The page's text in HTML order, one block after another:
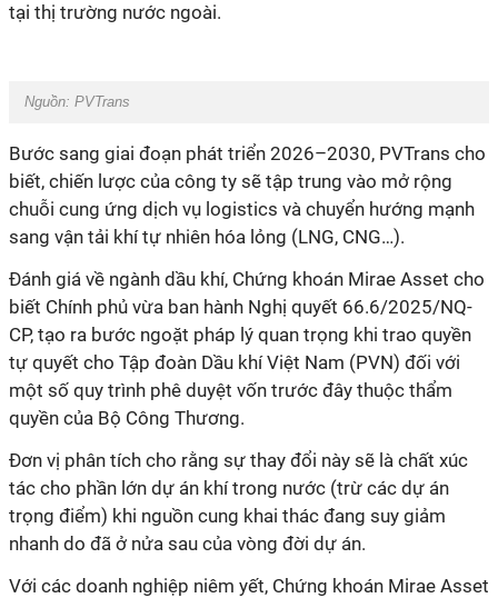
tại thị trường nước ngoài.
Nguồn: PVTrans
Bước sang giai đoạn phát triển 2026–2030, PVTrans cho
biết, chiến lược của công ty sẽ tập trung vào mở rộng
chuỗi cung ứng dịch vụ logistics và chuyển hướng mạnh
sang vận tải khí tự nhiên hóa lỏng (LNG, CNG…).
Đánh giá về ngành dầu khí, Chứng khoán Mirae Asset cho
biết Chính phủ vừa ban hành Nghị quyết 66.6/2025/NQ-
CP, tạo ra bước ngoặt pháp lý quan trọng khi trao quyền
tự quyết cho Tập đoàn Dầu khí Việt Nam (PVN) đối với
một số quy trình phê duyệt vốn trước đây thuộc thẩm
quyền của Bộ Công Thương.
Đơn vị phân tích cho rằng sự thay đổi này sẽ là chất xúc
tác cho phần lớn dự án khí trong nước (trừ các dự án
trọng điểm) khi nguồn cung khai thác đang suy giảm
nhanh do đã ở nửa sau của vòng đời dự án.
Với các doanh nghiệp niêm yết, Chứng khoán Mirae Asset